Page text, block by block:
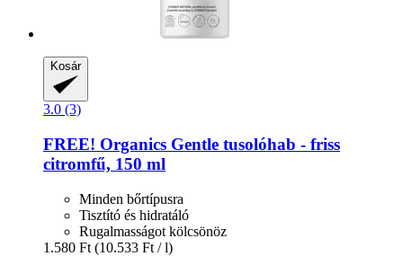
Kosár
3.0 (3)
FREE! Organics Gentle tusolóhab -​ friss
citromfű, 150 ml
Minden bőrtípusra
Tisztító és hidratáló
Rugalmasságot kölcsönöz
1.580 Ft (10.533 Ft / l)